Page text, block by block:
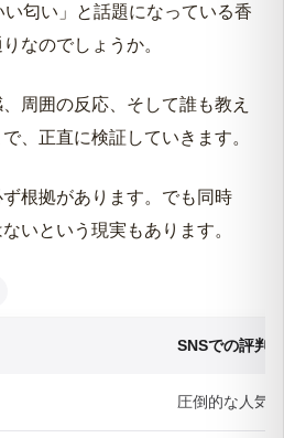
れず「自分の武器」となる香り
匂い」と話題になっている香
なのでしょうか。
周囲の反応、そして誰も教え
、正直に検証していきます。
根拠があります。でも同時
いという現実もあります。
SNSでの評判
圧倒的な人気